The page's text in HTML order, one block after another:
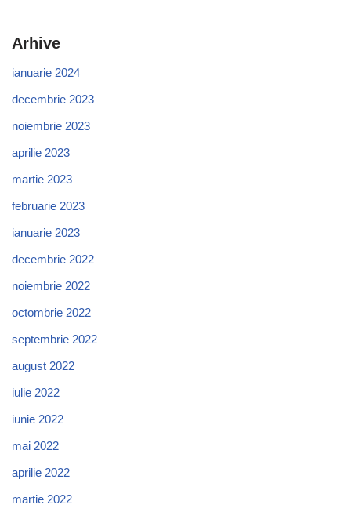
Arhive
ianuarie 2024
decembrie 2023
noiembrie 2023
aprilie 2023
martie 2023
februarie 2023
ianuarie 2023
decembrie 2022
noiembrie 2022
octombrie 2022
septembrie 2022
august 2022
iulie 2022
iunie 2022
mai 2022
aprilie 2022
martie 2022